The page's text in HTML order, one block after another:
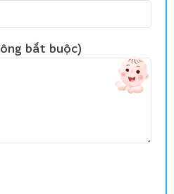
bắt buộc)